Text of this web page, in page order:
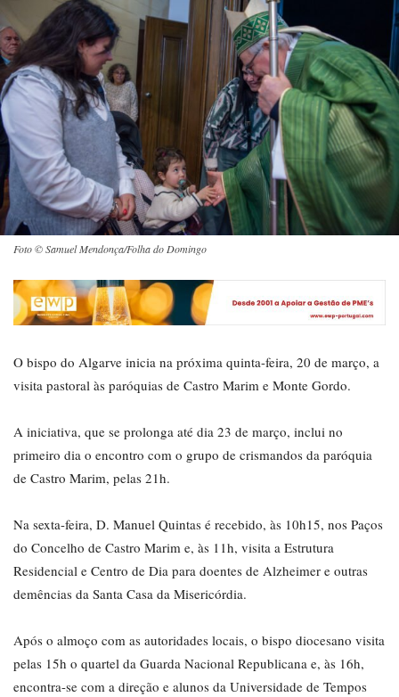
Foto © Samuel Mendonça/Folha do Domingo
O bispo do Algarve inicia na próxima quinta-feira, 20 de março, a
visita pastoral às paróquias de Castro Marim e Monte Gordo.
A iniciativa, que se prolonga até dia 23 de março, inclui no
primeiro dia o encontro com o grupo de crismandos da paróquia
de Castro Marim, pelas 21h.
Na sexta-feira, D. Manuel Quintas é recebido, às 10h15, nos Paços
do Concelho de Castro Marim e, às 11h, visita a Estrutura
Residencial e Centro de Dia para doentes de Alzheimer e outras
demências da Santa Casa da Misericórdia.
Após o almoço com as autoridades locais, o bispo diocesano visita
pelas 15h o quartel da Guarda Nacional Republicana e, às 16h,
encontra-se com a direção e alunos da Universidade de Tempos